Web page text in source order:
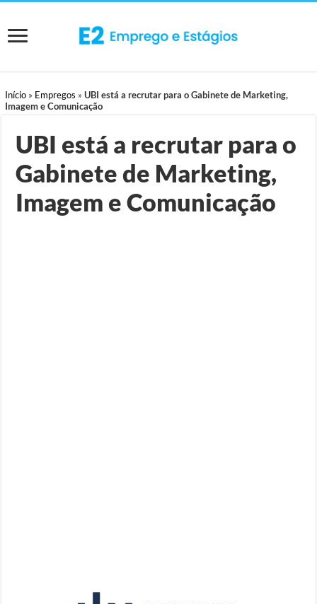
Início » Empregos »UBI está a recrutar para o Gabinete de Marketing,
Imagem e Comunicação
UBI está a recrutar para o
Gabinete de Marketing,
Imagem e Comunicação